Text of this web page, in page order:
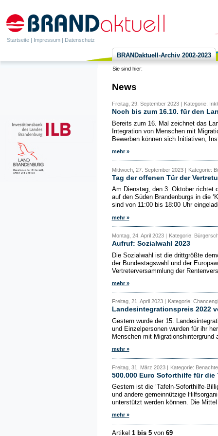
Startseite | Impressum | Datenschutz
BRANDaktuell-Archiv 2002-2023
Sie sind hier:
News
Freitag, 29. September 2023 | Kategorie:
Noch bis zum 16.10. für den
Bereits zum 16. Mal zeichnet das
Integration von Menschen mit
Bewerben können sich Initiativen,
mehr »
Mittwoch, 27. September 2023 | Kategorie:
Tag der offenen Tür der
Am Dienstag, den 3. Oktober richtet
auf den Süden Brandenburgs in die
sind von 11:00 bis 18:00 Uhr
mehr »
Montag, 24. April 2023 | Kategorie:
Aufruf: Sozialwahl 2023
Die Sozialwahl ist die drittgrößte
der Bundestagswahl und der
Vertreterversammlung der
mehr »
Freitag, 21. April 2023 | Kategorie:
Landesintegrationspreis 2022
Gestern wurde der 15.
und Einzelpersonen wurden für ihr
Menschen mit Migrationshintergrund
mehr »
Freitag, 31. März 2023 | Kategorie:
500.000 Euro Soforthilfe für die
Gestern ist die ‘Tafeln-Soforthilfe-
und andere gemeinnützige
unterstützt werden können. Die
mehr »
Artikel 1 bis 5von 69